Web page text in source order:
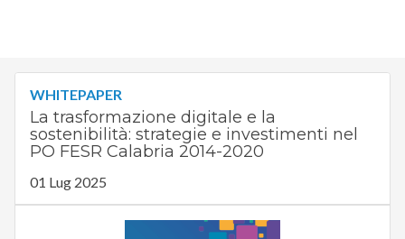
WHITEPAPER
La trasformazione digitale e la
sostenibilità: strategie e investimenti nel
PO FESR Calabria 2014-2020
01 Lug 2025